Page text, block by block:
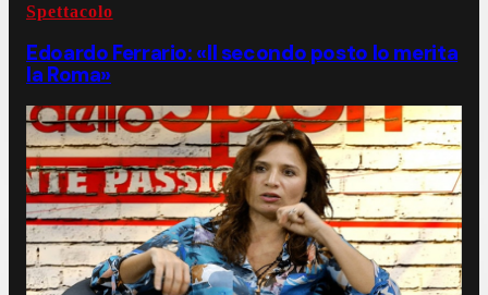
Spettacolo
Edoardo Ferrario: «Il secondo posto lo merita
la Roma»